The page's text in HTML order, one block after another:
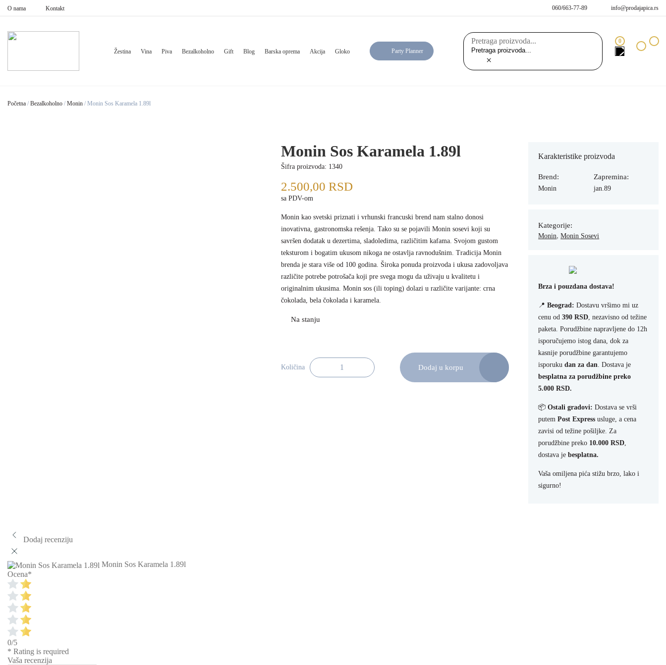
O nama Kontakt 060/663-77-89 info@prodajapica.rs
Žestina Vina Piva Bezalkoholno Gift Blog Barska oprema Akcija Gloko Party Planner
Pretraga proizvoda...
×
0
Početna / Bezalkoholno / Monin / Monin Sos Karamela 1.89l
Monin Sos Karamela 1.89l
Šifra proizvoda: 1340
2.500,00 RSD
sa PDV-om
Monin kao svetski priznati i vrhunski francuski brend nam stalno donosi
inovativna, gastronomska rešenja. Tako su se pojavili Monin sosevi koji su
savršen dodatak u dezertima, sladoledima, različitim kafama. Svojom gustom
teksturom i bogatim ukusom nikoga ne ostavlja ravnodušnim. Tradicija Monin
brenda je stara više od 100 godina. Široka ponuda proizvoda i ukusa zadovoljava
različite potrebe potrošača koji pre svega mogu da uživaju u kvalitetu i
originalnim ukusima. Monin sos (ili toping) dolazi u različite varijante: crna
čokolada, bela čokolada i karamela.
Količina Monin Sos Karamela 1.89l količinaDodaj u korpu
Karakteristike proizvoda
Brend:
Monin
Zapremina:
jan.89
Kategorije:
Monin,Monin Sosevi
Brza i pouzdana dostava!
📍Beograd: Dostavu vršimo mi uz
cenu od390 RSD, nezavisno od težine
paketa. Porudžbine napravljene do 12h
isporučujemo istog dana, dok za
kasnije porudžbine garantujemo
isporukudan za dan. Dostava je
besplatna za porudžbine preko
5.000 RSD.
📦Ostali gradovi: Dostava se vrši
putemPost Express usluge, a cena
zavisi od težine pošiljke. Za
porudžbine preko 10.000 RSD,
dostava jebesplatna.
Vaša omiljena pića stižu brzo, lako i
sigurno!
Dodaj recenziju
Monin Sos Karamela 1.89l
Ocena*
0/5
* Rating is required
Vaša recenzija